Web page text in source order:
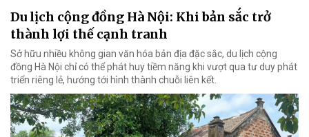
Du lịch cộng đồng Hà Nội: Khi bản sắc trở
thành lợi thế cạnh tranh
Sở hữu nhiều không gian văn hóa bản địa đặc sắc, du lịch cộng
đồng Hà Nội chỉ có thể phát huy tiềm năng khi vượt qua tư duy phát
triển riêng lẻ, hướng tới hình thành chuỗi liên kết.